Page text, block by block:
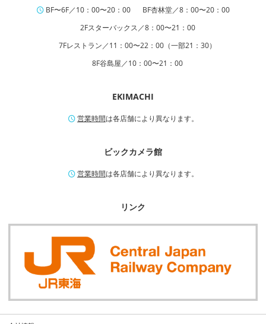
BF〜6F／10：00〜20：00
BF杏林堂／8：00〜20：00
2Fスターバックス／8：00〜21：00
7Fレストラン／11：00〜22：00（一部21：30）
8F谷島屋／10：00〜21：00
EKIMACHI
営業時間は各店舗により異なります。
ビックカメラ館
営業時間は各店舗により異なります。
リンク